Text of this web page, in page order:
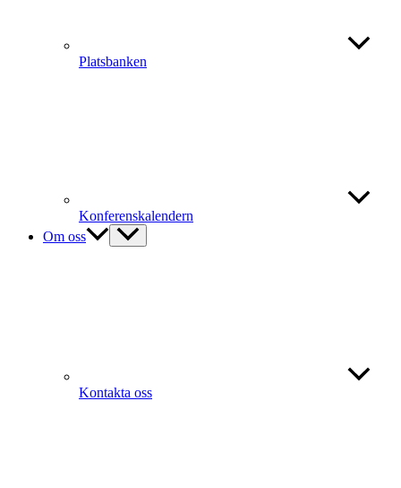
Platsbanken
Konferenskalendern
Om oss
Kontakta oss